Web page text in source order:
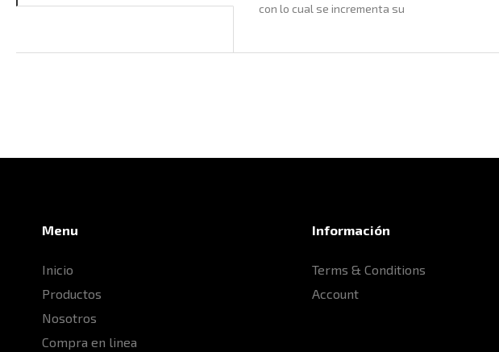
con lo cual se incrementa su
Menu
Inicio
Productos
Nosotros
Compra en linea
Información
Terms & Conditions
Account